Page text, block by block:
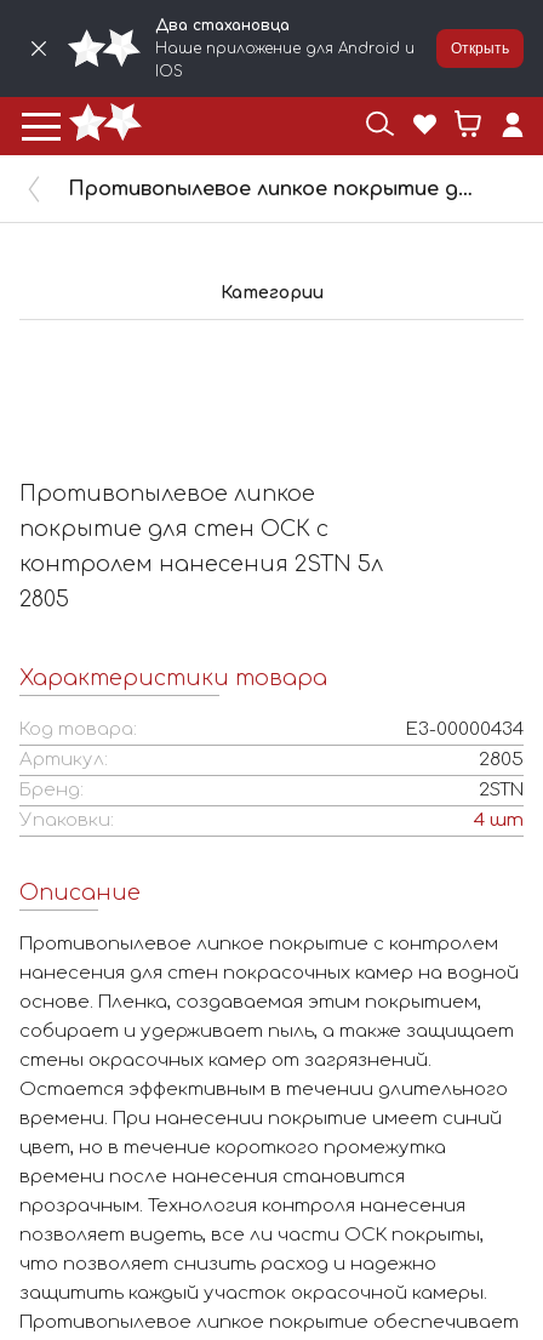
Два стахановца
Наше приложение для Android и
IOS
Открыть
Противопылевое липкое покрытие для стен ОСК с контролем нанесения 2STN 5л 2805
Категории
Противопылевое липкое
покрытие для стен ОСК с
контролем нанесения 2STN 5л
2805
Характеристики товара
Код товара:
Е3-00000434
Артикул:
2805
Бренд:
2STN
Упаковки:
4 шт
Описание
Противопылевое липкое покрытие с контролем
нанесения для стен покрасочных камер на водной
основе. Пленка, создаваемая этим покрытием,
собирает и удерживает пыль, а также защищает
стены окрасочных камер от загрязнений.
Остается эффективным в течении длительного
времени. При нанесении покрытие имеет синий
цвет, но в течение короткого промежутка
времени после нанесения становится
прозрачным. Технология контроля нанесения
позволяет видеть, все ли части ОСК покрыты,
что позволяет снизить расход и надежно
защитить каждый участок окрасочной камеры.
Противопылевое липкое покрытие обеспечивает